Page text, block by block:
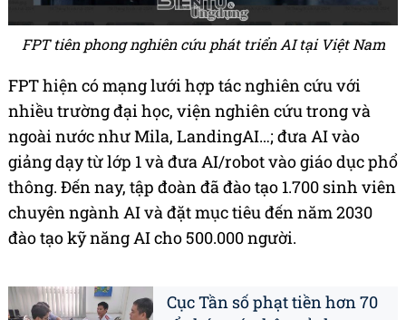
FPT tiên phong nghiên cứu phát triển AI tại Việt Nam
FPT hiện có mạng lưới hợp tác nghiên cứu với
nhiều trường đại học, viện nghiên cứu trong và
ngoài nước như Mila, LandingAI…; đưa AI vào
giảng dạy từ lớp 1 và đưa AI/robot vào giáo dục phổ
thông. Đến nay, tập đoàn đã đào tạo 1.700 sinh viên
chuyên ngành AI và đặt mục tiêu đến năm 2030
đào tạo kỹ năng AI cho 500.000 người.
Cục Tần số phạt tiền hơn 70